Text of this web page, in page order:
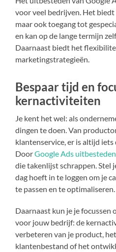
voor veel bedrijven. Het
maar ook toegang tot
en kan op de lange termijn
Daarnaast biedt het
marketingstrategieën.
Bespaar tijd en
kernactiviteiten
Je kent het wel: als
dingen te doen. Van
klantenservice, er is altijd iets
DoorGoogle Ads uitbesteden
die takenlijst schrappen. Stel
dag hoeft in te loggen om je
te passen en te
Daarnaast kun je je focussen
voor jouw bedrijf: de
verbeteren van je product,
klantenbestand of het